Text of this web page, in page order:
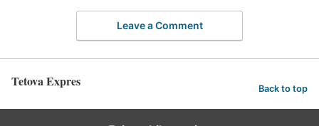
Leave a Comment
Tetova Expres Back to top